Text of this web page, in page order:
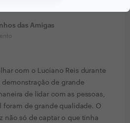
das Amigas
com o Luciano Reis durante
demonstração de grande
de lidar com as pessoas,
foram de grande qualidade. O
não só de captar o que tinha